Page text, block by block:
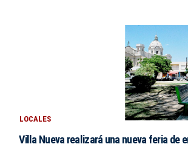
LOCALES
Villa Nueva realizará una nueva feria de